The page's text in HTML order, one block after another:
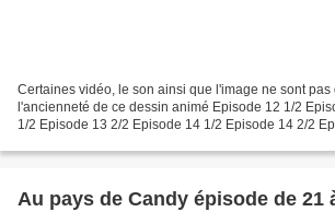
Certaines vidéo, le son ainsi que l'image ne sont
l'ancienneté de ce dessin animé Episode 12 1/2
1/2 Episode 13 2/2 Episode 14 1/2 Episode 14 2/2
Au pays de Candy épisode de 21